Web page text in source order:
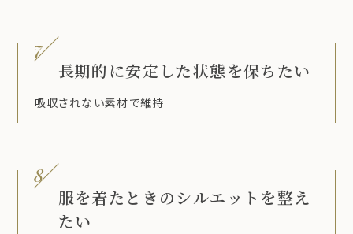
7
長期的に安定した状態を保ちたい
吸収されない素材で維持
8
服を着たときのシルエットを整え
たい